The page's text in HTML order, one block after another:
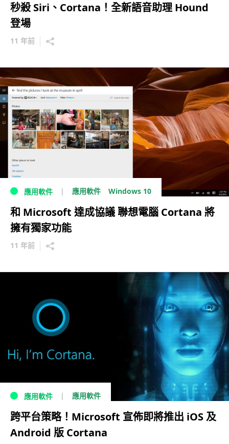
秒殺 Siri、Cortana！全新語音助理 Hound
登場
11 年前
應用軟件 應用軟件 Windows 10
和 Microsoft 達成協議 聯想電腦 Cortana 將
擁有獨家功能
11 年前
應用軟件 應用軟件
跨平台策略！Microsoft 宣佈即將推出 iOS 及
Android 版 Cortana